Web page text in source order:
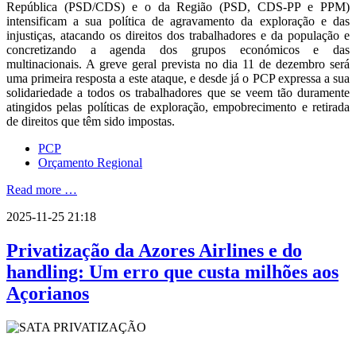
República (PSD/CDS) e o da Região (PSD, CDS-PP e PPM)
intensificam a sua política de agravamento da exploração e das
injustiças, atacando os direitos dos trabalhadores e da população e
concretizando a agenda dos grupos económicos e das
multinacionais. A greve geral prevista no dia 11 de dezembro será
uma primeira resposta a este ataque, e desde já o PCP expressa a sua
solidariedade a todos os trabalhadores que se veem tão duramente
atingidos pelas políticas de exploração, empobrecimento e retirada
de direitos que têm sido impostas.
PCP
Orçamento Regional
Read more …
2025-11-25 21:18
Privatização da Azores Airlines e do
handling: Um erro que custa milhões aos
Açorianos